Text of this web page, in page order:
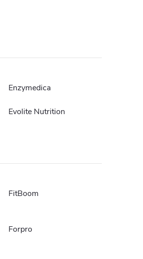
Enzymedica
Evolite Nutrition
FitBoom
Forpro